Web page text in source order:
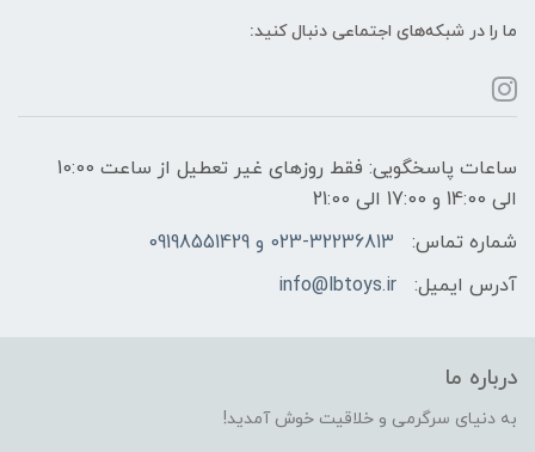
ما را در شبکه‌های اجتماعی دنبال کنید:
ساعات پاسخگویی: فقط روزهای غیر تعطیل از ساعت 10:00
الی 14:00 و 17:00 الی 21:00
شماره تماس:
023-32236813 و 09198551429
آدرس ایمیل:
info@lbtoys.ir
درباره ما
به دنیای سرگرمی و خلاقیت خوش آمدید!